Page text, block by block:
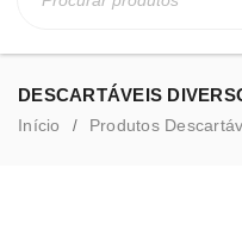
DESCARTÁVEIS
Início / Produtos